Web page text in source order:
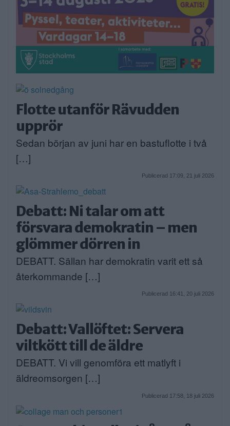
Flotte utanför Rävudden
upprör
Sedan början av juni har en bastuflotte i två
[…]
Publicerad 17:09, 21 juli 2026
Debatt: Ni talar om att
försvara demokratin – men
glömmer dörren in
DEBATT. Sällan har demokratin varit ett så
återkommande […]
Publicerad 16:41, 20 juli 2026
Debatt: Vallöftet: Servera
viltkött till de äldre
DEBATT. Vi vill genomföra ett matlyft i
äldreomsorgen […]
Publicerad 17:58, 18 juli 2026